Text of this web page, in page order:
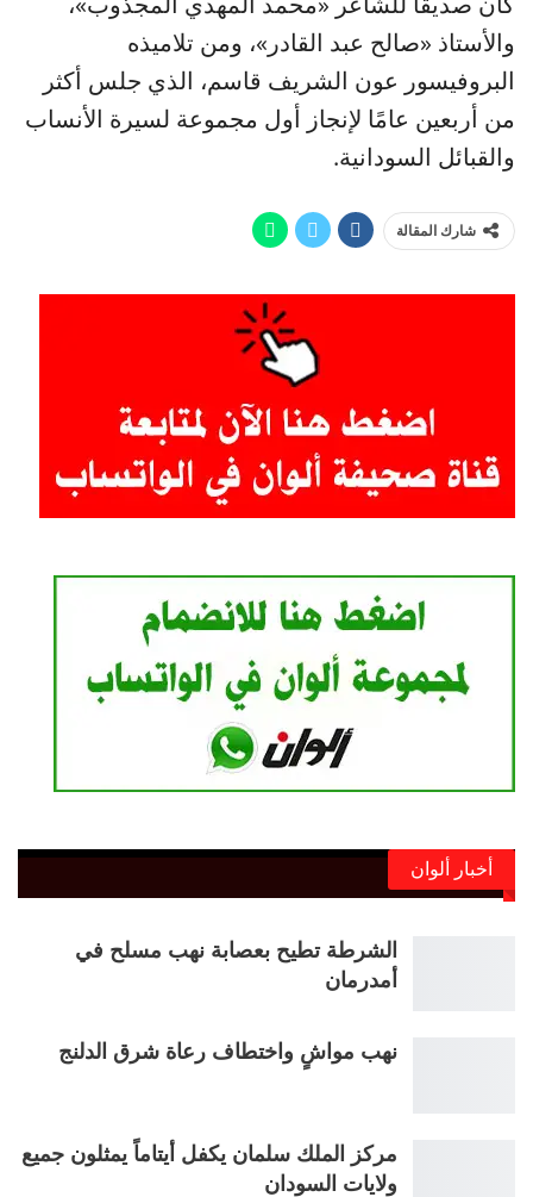
والأستاذ «صالح عبد القادر»، ومن تلاميذه
البروفيسور عون الشريف قاسم، الذي جلس أكثر
من أربعين عامًا لإنجاز أول مجموعة لسيرة الأنساب
والقبائل السودانية.
شارك المقالة
أخبار ألوان
الشرطة تطيح بعصابة نهب مسلح في
أمدرمان
نهب مواشٍ واختطاف رعاة شرق الدلنج
مركز الملك سلمان يكفل أيتاماً يمثلون جميع
ولايات السودان